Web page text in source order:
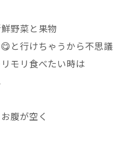
野菜と果物
と行けちゃうから不思議
モリ食べたい時は
腹が空く